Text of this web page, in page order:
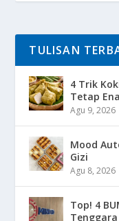
TULISAN
4 Trik
Tetap
Agu 9, 2026
Mood
Gizi
Agu 8, 2026
Top! 4
Tenggara